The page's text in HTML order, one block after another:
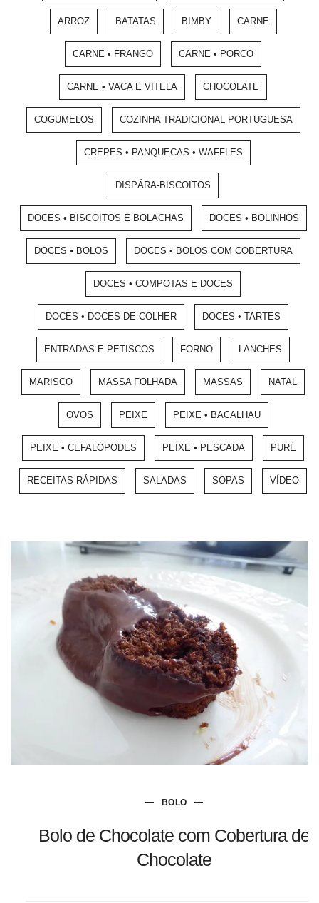
ARROZ BATATAS BIMBY CARNE
CARNE • FRANGO CARNE • PORCO
CARNE • VACA E VITELA CHOCOLATE
COGUMELOS COZINHA TRADICIONAL PORTUGUESA
CREPES • PANQUECAS • WAFFLES
DISPÁRA-BISCOITOS
DOCES • BISCOITOS E BOLACHAS DOCES • BOLINHOS
DOCES • BOLOS DOCES • BOLOS COM COBERTURA
DOCES • COMPOTAS E DOCES
DOCES • DOCES DE COLHER DOCES • TARTES
ENTRADAS E PETISCOS FORNO LANCHES
MARISCO MASSA FOLHADA MASSAS NATAL
OVOS PEIXE PEIXE • BACALHAU
PEIXE • CEFALÓPODES PEIXE • PESCADA PURÉ
RECEITAS RÁPIDAS SALADAS SOPAS VÍDEO
BOLO
Bolo de Chocolate com Cobertura de
Chocolate